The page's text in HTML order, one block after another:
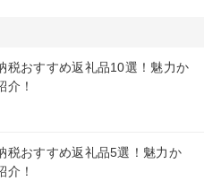
税おすすめ返礼品10選！魅力か
介！
税おすすめ返礼品5選！魅力か
介！